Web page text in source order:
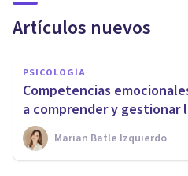
Artículos nuevos
PSICOLOGÍA
Competencias
a comprender y gestionar
Marian Batle Izquierdo